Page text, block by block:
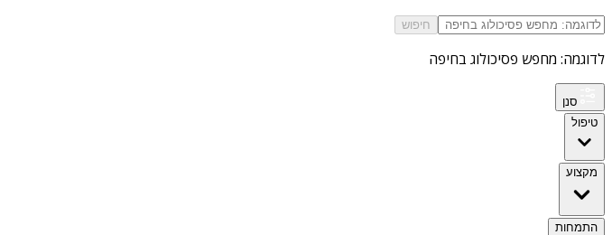
חיפוש
לדוגמה: מחפש פסיכולוג בחיפה
סנן
טיפול
מקצוע
התמחות